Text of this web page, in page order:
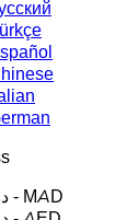
- MAD